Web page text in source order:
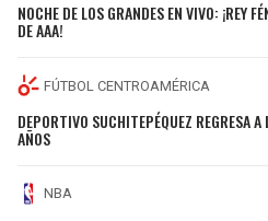
NOCHE DE LOS GRANDES EN VIVO: ¡REY
DE AAA!
FÚTBOL CENTROAMÉRICA
DEPORTIVO SUCHITEPÉQUEZ REGRESA
AÑOS
NBA